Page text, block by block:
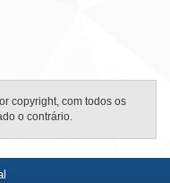
copyright, com todos os
o contrário.